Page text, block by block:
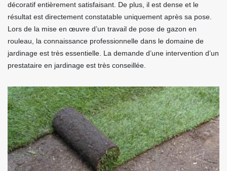
décoratif entièrement satisfaisant. De plus, il est dense et le
résultat est directement constatable uniquement après sa pose.
Lors de la mise en œuvre d’un travail de pose de gazon en
rouleau, la connaissance professionnelle dans le domaine de
jardinage est très essentielle. La demande d’une intervention d’un
prestataire en jardinage est très conseillée.